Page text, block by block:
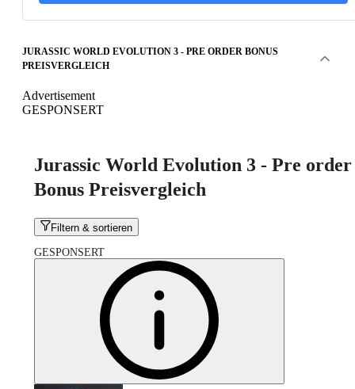
JURASSIC WORLD EVOLUTION 3 - PRE ORDER BONUS
PREISVERGLEICH
Advertisement
GESPONSERT
Jurassic World Evolution 3 - Pre order
Bonus Preisvergleich
Filtern & sortieren
GESPONSERT